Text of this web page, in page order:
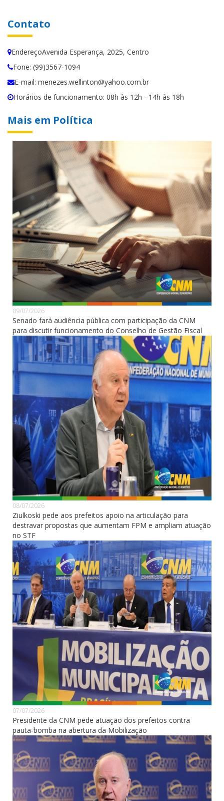
Contato
EndereçoAvenida Esperança, 2025, Centro
Fone: (99)3567-1094
E-mail: menezes.wellinton@yahoo.com.br
Horários de funcionamento: 08h às 12h - 14h às 18h
Mais em Política
09/07/2026
Senado fará audiência pública com participação da CNM
para discutir funcionamento do Conselho de Gestão Fiscal
08/07/2026
Ziulkoski pede aos prefeitos apoio na articulação para
destravar propostas que aumentam FPM e ampliam atuação
no STF
07/07/2026
Presidente da CNM pede atuação dos prefeitos contra
pauta-bomba na abertura da Mobilização